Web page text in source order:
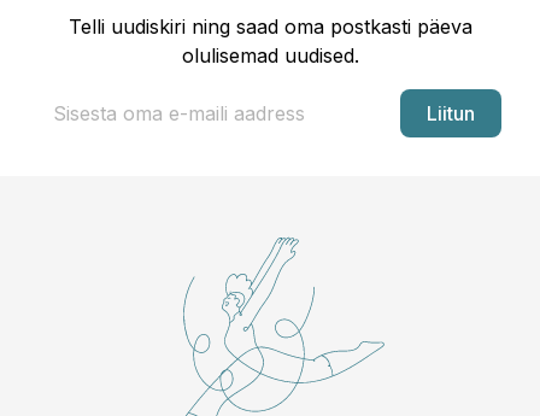
Telli uudiskiri ning saad oma postkasti päeva
olulisemad uudised.
Liitun